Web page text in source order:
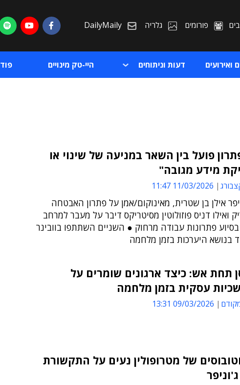
פורומים גלריה DailyMaily
ואירועים דעות וניתוחים היי-טק מינויים
פועל בין השאר במניעה של שינוי או
מידע מגובה"
11/03/2026 11:47
אילן בן שטרית, מאינוקום/אמן על פתרון האבטחה
ואילו דניס פוזולוטין מסיטריקס דיבר על מעבר למרחב
בסיוע פתרונות עבודה מרחוק ● השניים השתתפו בוובינר
בנושא היערכות בזמן מלחמה
תחת אש: כיצד ארגונים שומרים על
עסקית בזמן מלחמה
09/03/2026 13:31
של מטרופולין נעים על התקשורת